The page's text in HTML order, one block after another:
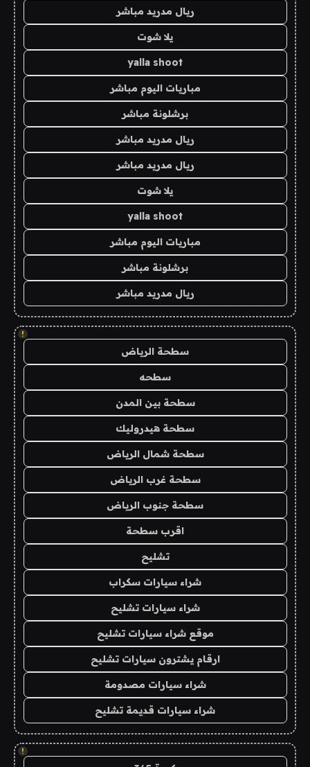
ريال مدريد مباشر
يلا شوت
yalla shoot
مباريات اليوم مباشر
برشلونة مباشر
ريال مدريد مباشر
ريال مدريد مباشر
يلا شوت
yalla shoot
مباريات اليوم مباشر
برشلونة مباشر
ريال مدريد مباشر
!
سطحة الرياض
سطحه
سطحة بين المدن
سطحة هيدروليك
سطحة شمال الرياض
سطحة غرب الرياض
سطحة جنوب الرياض
اقرب سطحة
تشليح
شراء سيارات سكراب
شراء سيارات تشليح
موقع شراء سيارات تشليح
ارقام يشترون سيارات تشليح
شراء سيارات مصدومة
شراء سيارات قديمة تشليح
!